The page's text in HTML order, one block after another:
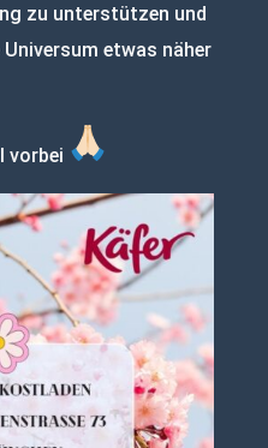
zu unterstützen und
etwas näher
vorbei